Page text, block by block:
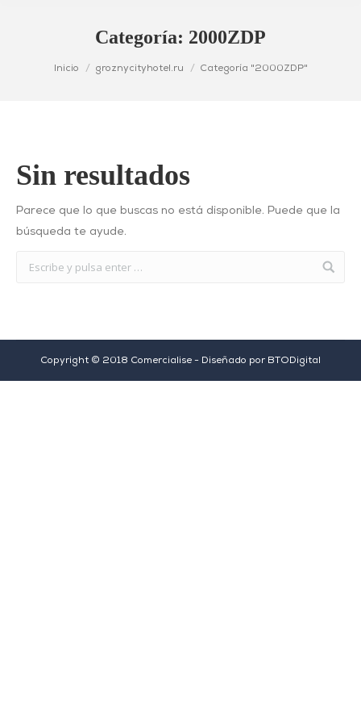
Categoría: 2000ZDP
Estás aquí:
Inicio groznycityhotel.ru Categoría "2000ZDP"
Sin resultados
Parece que lo que buscas no está disponible. Puede que la
búsqueda te ayude.
Copyright © 2018 Comercialise - Diseñado por BTODigital